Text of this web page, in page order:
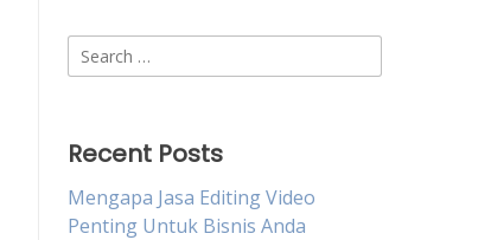
Search
for:
Recent Posts
Mengapa Jasa Editing Video
Penting Untuk Bisnis Anda